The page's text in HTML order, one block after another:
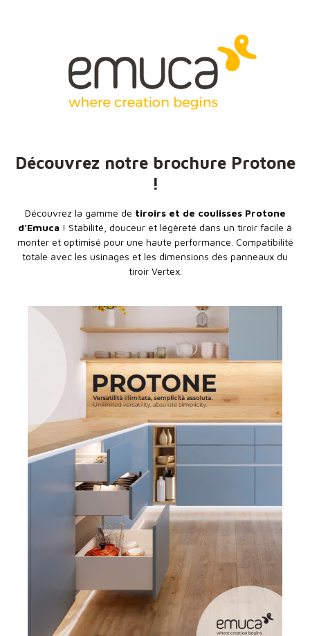
Découvrez notre brochure Protone
!
Découvrez la gamme de tiroirs et de coulisses Protone
d'Emuca ! Stabilité, douceur et légèreté dans un tiroir facile à
monter et optimisé pour une haute performance. Compatibilité
totale avec les usinages et les dimensions des panneaux du
tiroir Vertex.